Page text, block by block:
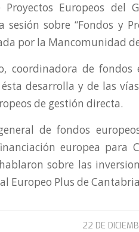
Europeos del
sesión sobre “Fondos y
por la Mancomunidad
coordinadora de
desarrolla y de las
de gestión directa.
de fondos
europea para
sobre las
Europeo Plus de
22 DE